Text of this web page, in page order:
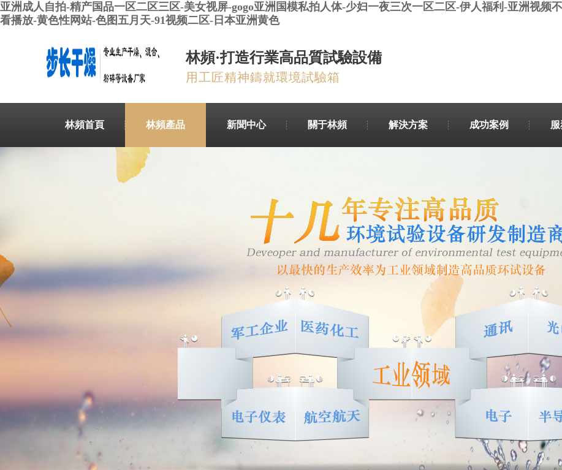
亚洲成人自拍-精产国品一区二区三区-美女视屏-gogo亚洲国模私拍人体-少妇一夜三次一区二区-伊人福利-亚洲视频
看播放-黄色性网站-色图五月天-91视频二区-日本亚洲黄色
林頻·打造行業高品質試驗設備
用工匠精神鑄就環境試驗箱
林頻首頁 林頻產品 新聞中心 關于林頻 解決方案 成功案例